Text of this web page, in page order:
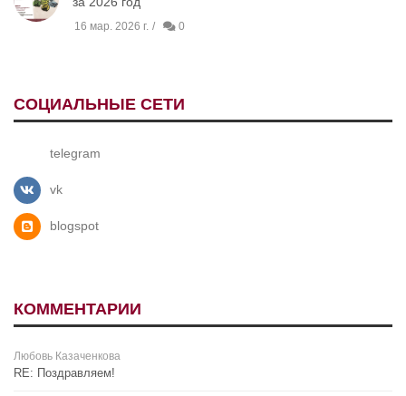
16 мар. 2026 г. 0
СОЦИАЛЬНЫЕ СЕТИ
telegram
vk
blogspot
КОММЕНТАРИИ
Любовь Казаченкова
RE: Поздравляем!